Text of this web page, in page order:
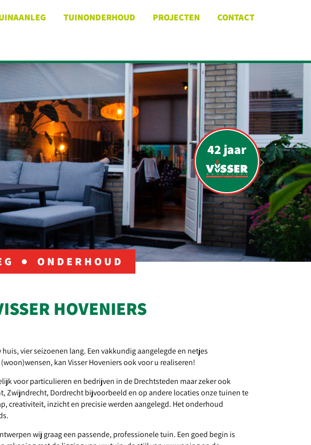
TUINONDERHOUD PROJECTEN CONTACT
42 jaar
ONDERHOUD
HOVENIERS
vier seizoenen lang. Een vakkundig aangelegde en netjes
kan Visser Hoveniers ook voor u realiseren!
voor particulieren en bedrijven in de Drechtsteden maar zeker ook
Zwijndrecht, Dordrecht bijvoorbeeld en op andere locaties onze tuinen te
creativiteit, inzicht en precisie werden aangelegd. Het onderhoud
wij graag een passende, professionele tuin. Een goed begin is